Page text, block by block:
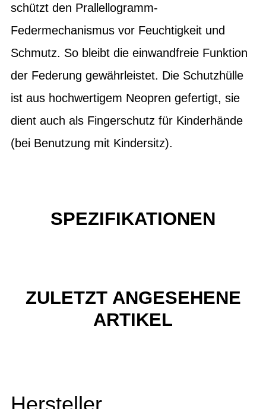
schützt den Prallellogramm-
Federmechanismus vor Feuchtigkeit und
Schmutz. So bleibt die einwandfreie Funktion
der Federung gewährleistet. Die Schutzhülle
ist aus hochwertigem Neopren gefertigt, sie
dient auch als Fingerschutz für Kinderhände
(bei Benutzung mit Kindersitz).
SPEZIFIKATIONEN
ZULETZT ANGESEHENE
ARTIKEL
Hersteller